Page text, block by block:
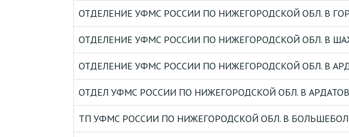
ОТДЕЛЕНИЕ УФМС РОССИИ ПО НИЖЕГОРОДСКОЙ ОБЛ. В
ОТДЕЛЕНИЕ УФМС РОССИИ ПО НИЖЕГОРОДСКОЙ ОБЛ. В
ОТДЕЛЕНИЕ УФМС РОССИИ ПО НИЖЕГОРОДСКОЙ ОБЛ. В
ОТДЕЛ УФМС РОССИИ ПО НИЖЕГОРОДСКОЙ ОБЛ. В
ТП УФМС РОССИИ ПО НИЖЕГОРОДСКОЙ ОБЛ. В